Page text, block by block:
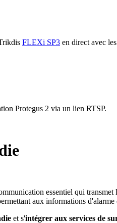
FLEXi SP3 en direct avec
Protegus 2 via un lien RTSP.
essentiel qui transmet
aux informations
et s'intégrer aux services de